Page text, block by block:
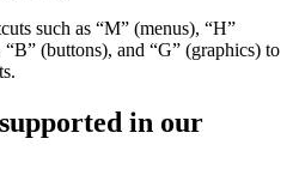
such as “M” (menus), “H”
(buttons), and “G” (graphics) to
in our